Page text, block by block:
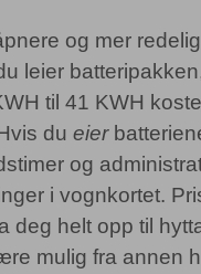
og mer
leier
til 41 KWH
du eier
og
i vognkortet.
deg helt opp til
mulig fra annen